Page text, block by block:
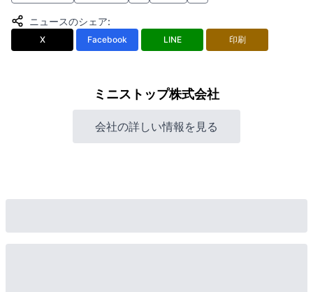
ニュースのシェア:
X Facebook LINE 印刷
ミニストップ株式会社
会社の詳しい情報を見る